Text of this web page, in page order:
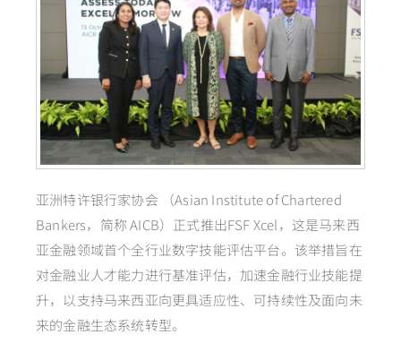
亚洲特许银行家协会 （Asian Institute of Chartered
Bankers，简称 AICB）正式推出FSF Xcel，这是马来西
亚金融领域首个全行业数字技能评估平台。该举措旨在
对金融业人才能力进行基准评估，加速金融行业技能提
升，以支持马来西亚向更具适应性、可持续性及面向未
来的金融生态系统转型。